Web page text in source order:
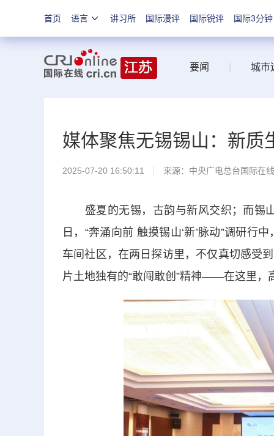
首页 语言 讲习所 国际漫评 国际锐评 国际3分钟
要闻 城市
媒体聚焦无锡锡山：新质
2025-07-20 16:50:11 来源：中央广电总台国际在线
盛夏的无锡，古韵与新风交织；而锡
日，“奔涌向前 触摸锡山‘新’脉动”调研行
车间社区，在两日探访里，不仅真切感受
片土地独有的“敢闯敢创”精神——在这里，